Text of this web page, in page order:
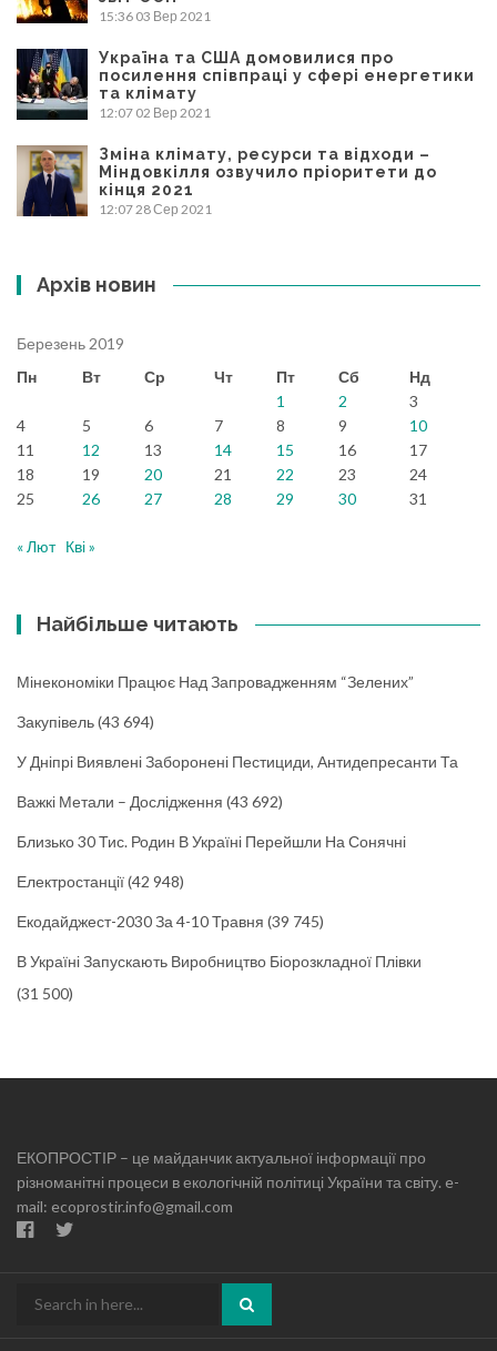
15:36 03 Вер 2021
Україна та США домовилися про
посилення співпраці у сфері енергетики
та клімату
12:07 02 Вер 2021
Зміна клімату, ресурси та відходи –
Міндовкілля озвучило пріоритети до
кінця 2021
12:0728 Сер 2021
Архів новин
Березень 2019
Пн
Вт Ср Чт Пт Сб
Нд
1
2
3
4
5 6 7 8 9
10
11
12 13 14 15 16
17
18
19 20 21 22 23
24
25
26 27 28 29 30 31
« Лют Кві »
Найбільше читають
Мінекономіки Працює Над Запровадженням “зелених”
Закупівель(43 694)
У Дніпрі Виявлені Заборонені Пестициди, Антидепресанти Та
Важкі Метали – Дослідження (43 692)
Близько 30 Тис. Родин В Україні Перейшли На Сонячні
Електростанції(42 948)
Екодайджест-2030 За 4-10 Травня (39 745)
В Україні Запускають Виробництво Біорозкладної Плівки
(31 500)
ЕКОПРОСТІР – це майданчик актуальної інформації про
різноманітні процеси в екологічній політиці України та світу. e-
mail: ecoprostir.info@gmail.com